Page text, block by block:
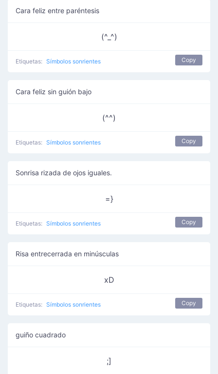
Cara feliz entre paréntesis
(^_^)
Etiquetas: Símbolos sonrientes Copy
Cara feliz sin guión bajo
(^^)
Etiquetas: Símbolos sonrientes Copy
Sonrisa rizada de ojos iguales.
=}
Etiquetas: Símbolos sonrientes Copy
Risa entrecerrada en minúsculas
xD
Etiquetas: Símbolos sonrientes Copy
guiño cuadrado
;]